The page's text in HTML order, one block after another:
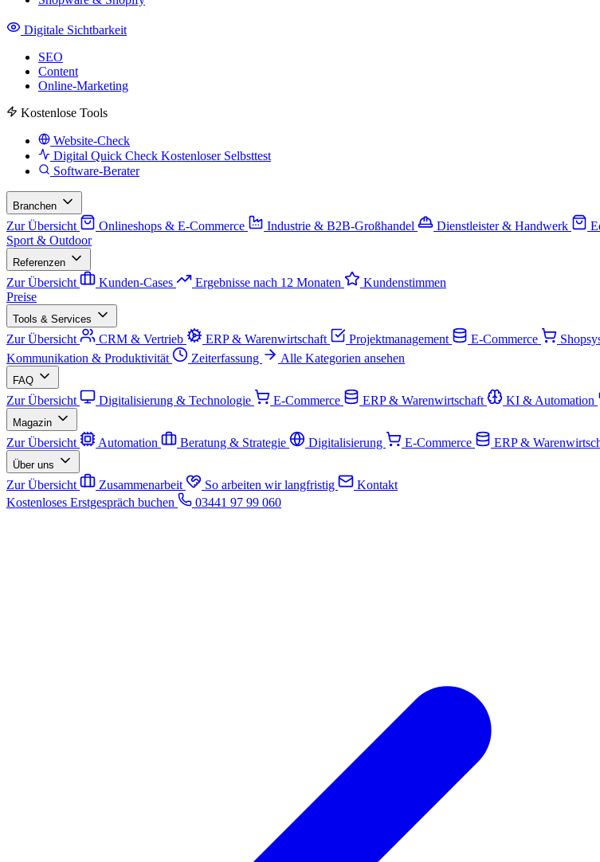
Digitale Sichtbarkeit
SEO
Content
Online-Marketing
Kostenlose Tools
Website-Check
Digital Quick Check Kostenloser Selbsttest
Software-Berater
Branchen
Zur Übersicht Onlineshops & E-Commerce Industrie & B2B-Großhandel Dienstleister & Handwerk
Sport & Outdoor
Referenzen
Zur Übersicht Kunden-Cases Ergebnisse nach 12 Monaten
Kundenstimmen
Preise
Tools & Services
Zur Übersicht CRM & Vertrieb ERP & Warenwirtschaft Projektmanagement E-Commerce
Kommunikation & Produktivität
Zeiterfassung Alle Kategorien ansehen
FAQ
Zur Übersicht Digitalisierung & Technologie E-Commerce ERP & Warenwirtschaft KI & Automation
Magazin
Zur Übersicht Automation Beratung & Strategie Digitalisierung E-Commerce ERP &
Über uns
Zur Übersicht Zusammenarbeit So arbeiten wir langfristig
Kontakt
Kostenloses Erstgespräch buchen
03441 97 99 060